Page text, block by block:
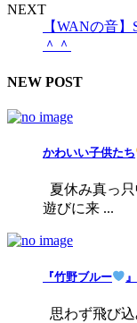
NEXT
【WANの音
＾＾
NEW POST
かわいい子供たち
夏休み真っ只
遊びに来 ...
『竹野ブルー 』
思わず飛び